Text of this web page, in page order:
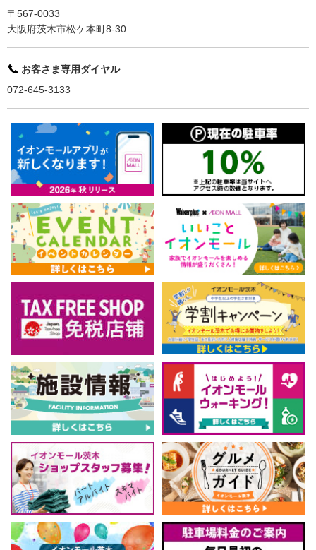
〒567-0033
大阪府茨木市松ケ本町8-30
お客さま専用ダイヤル
072-645-3133